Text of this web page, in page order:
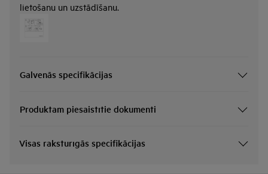
lietošanu un uzstādīšanu.
Galvenās specifikācijas
Produktam piesaistītie dokumenti
Visas raksturīgās specifikācijas